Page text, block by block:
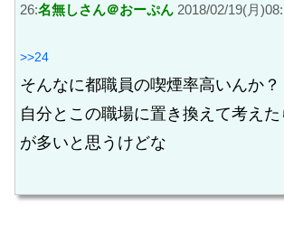
26:名無しさん＠おーぷん 2018/02/19(月
>>24
そんなに都職員の喫煙率高いんか？
自分とこの職場に置き換えて考え
が多いと思うけどな